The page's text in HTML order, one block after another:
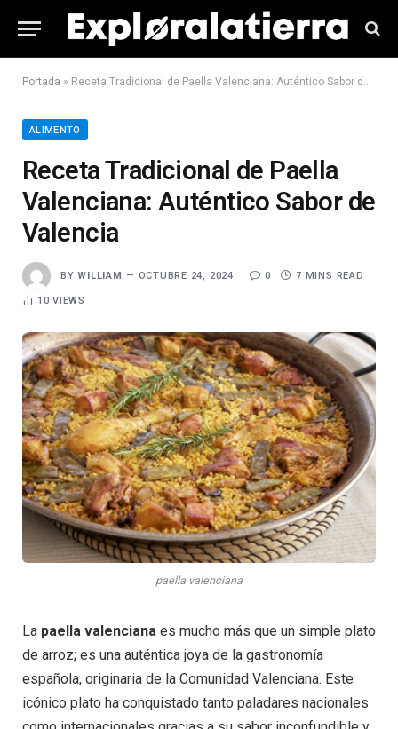
Portada » Receta Tradicional de Paella Valenciana: Auténtico Sabor de Valencia
ALIMENTO
Receta Tradicional de Paella
Valenciana: Auténtico Sabor de
Valencia
BY WILLIAM OCTUBRE 24, 2024 0 7 MINS READ
10VIEWS
paella valenciana
La paella valenciana es mucho más que un simple plato
de arroz; es una auténtica joya de la gastronomía
española, originaria de la Comunidad Valenciana. Este
icónico plato ha conquistado tanto paladares nacionales